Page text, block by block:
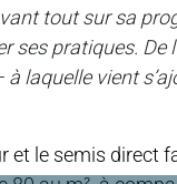
tout sur sa
ses pratiques. De
laquelle vient